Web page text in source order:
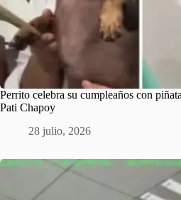
Perrito celebra su cumpleaños con
Pati Chapoy
28 julio, 2026